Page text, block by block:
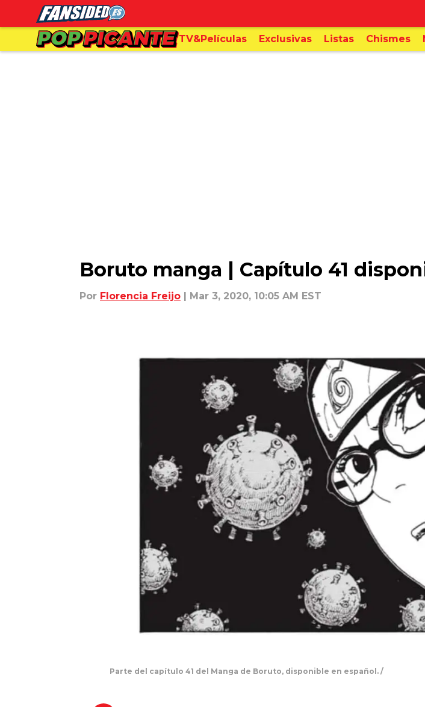
TV&Películas Exclusivas Listas Chismes
Boruto manga | Capítulo 41
Por Florencia Freijo | Mar 3, 2020, 10:05 AM EST
Parte del capítulo 41 del Manga de Boruto, disponible en español. /